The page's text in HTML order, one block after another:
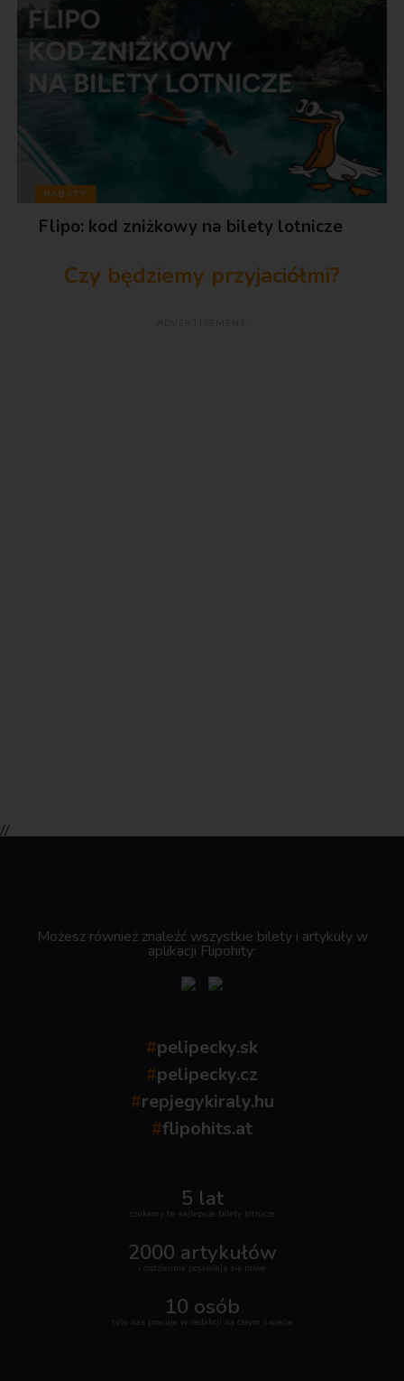
RABATY
Flipo: kod zniżkowy na bilety lotnicze
Czy będziemy przyjaciółmi?
//
Możesz również znaleźć wszystkie bilety i artykuły w
aplikacji Flipohity:
#pelipecky.sk
#pelipecky.cz
#repjegykiraly.hu
#flipohits.at
5 lat
szukamy te najlepsze bilety lotnicze
2000 artykułów
i codziennie pojawiają się nowe
10 osób
tylu nas pracuje w redakcji na całym świecie